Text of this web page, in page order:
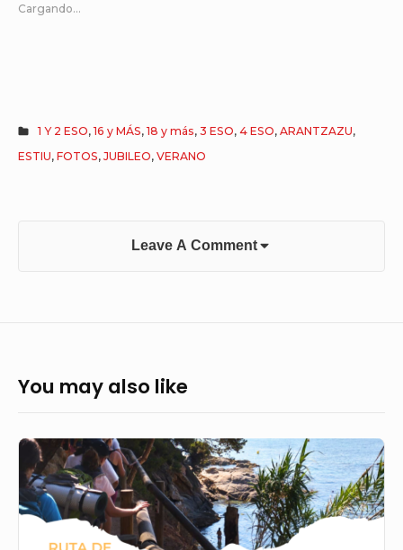
Cargando...
1 Y 2 ESO,16 y MÁS,18 y más,3 ESO,4 ESO,ARANTZAZU,
ESTIU, FOTOS, JUBILEO, VERANO
Leave A Comment
You may also like
INSCRIPCIÓN
RUTA
MADRE
PAULA’26